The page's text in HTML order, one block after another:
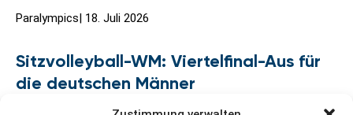
Paralympics| 18. Juli 2026
Sitzvolleyball-WM: Viertelfinal-Aus für
die deutschen Männer